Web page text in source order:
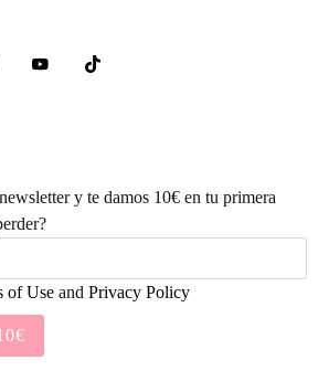
y te damos 10€ en tu primera
of Use and Privacy Policy